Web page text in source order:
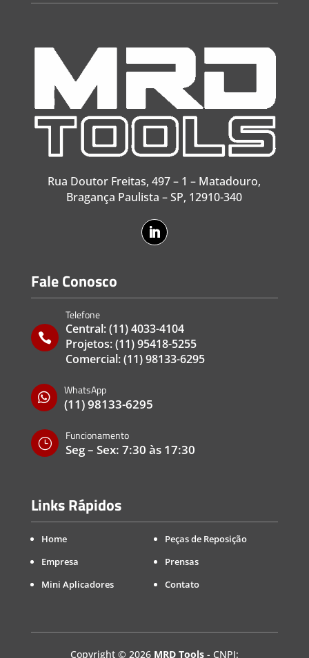
Rua Doutor Freitas, 497 – 1 – Matadouro,
Bragança Paulista – SP, 12910-340
Fale Conosco

Telefone
Central:(11) 4033-4104
Projetos:(11) 95418-5255
Comercial:(11) 98133-6295

WhatsApp
(11) 98133-6295
}
Funcionamento
Seg – Sex: 7:30 às 17:30
Links Rápidos
Home
Empresa
Mini Aplicadores
Peças de Reposição
Prensas
Contato
Copyright © 2026 MRD Tools- CNPJ: